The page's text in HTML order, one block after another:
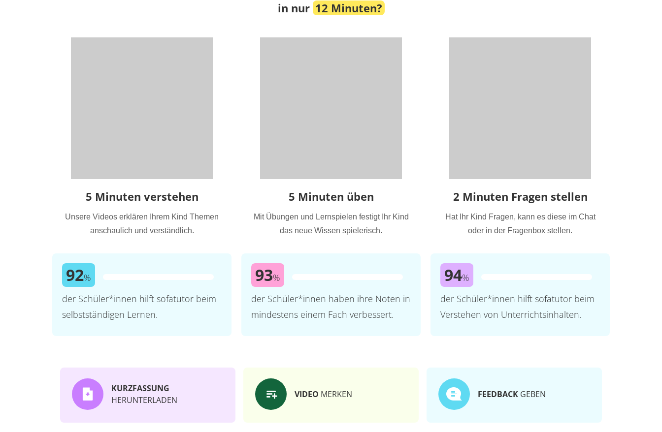
in nur 12 Minuten?
5 Minuten verstehen
Unsere Videos erklären Ihrem Kind Themen
anschaulich und verständlich.
92%
der Schüler*innen hilft sofatutor beim
selbstständigen Lernen.
5 Minuten üben
Mit Übungen und Lernspielen festigt Ihr Kind
das neue Wissen spielerisch.
93%
der Schüler*innen haben ihre Noten in
mindestens einem Fach verbessert.
2 Minuten Fragen stellen
Hat Ihr Kind Fragen, kann es diese im Chat
oder in der Fragenbox stellen.
94%
der Schüler*innen hilft sofatutor beim
Verstehen von Unterrichtsinhalten.
KURZFASSUNG
HERUNTERLADEN
VIDEO MERKEN FEEDBACK GEBEN